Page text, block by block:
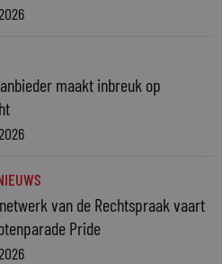
maakt inbreuk op
van de Rechtspraak vaart
Pride